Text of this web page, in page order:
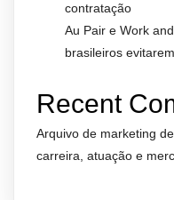
contratação
Au Pair e Work
brasileiros
Recent
Arquivo de marketing
carreira, atuação e